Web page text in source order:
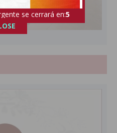
se cerrará en:4